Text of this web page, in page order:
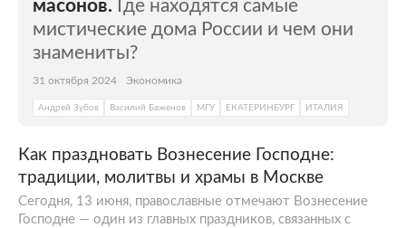
масонов.
Где находятся самые
мистические дома России и чем они
знамениты?
31 октября 2024 Экономика
Андрей Зубов Василий Баженов МГУ ЕКАТЕРИНБУРГ ИТАЛИЯ
Как праздновать Вознесение Господне:
традиции, молитвы и храмы в Москве
Сегодня, 13 июня, православные отмечают Вознесение
Господне — один из главных праздников, связанных с